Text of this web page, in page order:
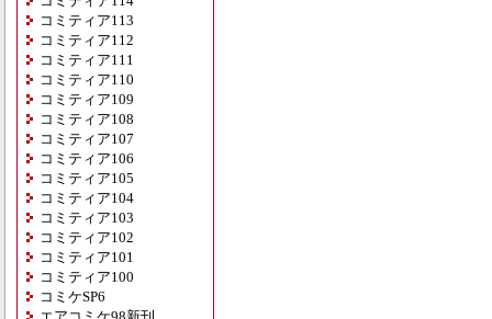
コミティア113
コミティア112
コミティア111
コミティア110
コミティア109
コミティア108
コミティア107
コミティア106
コミティア105
コミティア104
コミティア103
コミティア102
コミティア101
コミティア100
コミケSP6